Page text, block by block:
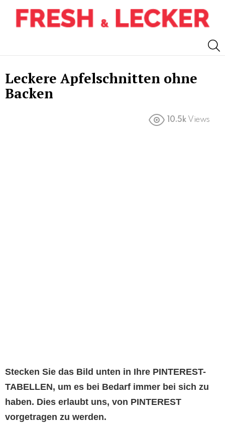
Leckere Apfelschnitten ohne
Backen
10.5k Views
Stecken Sie das Bild unten in Ihre PINTEREST-
TABELLEN, um es bei Bedarf immer bei sich zu
haben. Dies erlaubt uns, von PINTEREST
vorgetragen zu werden.